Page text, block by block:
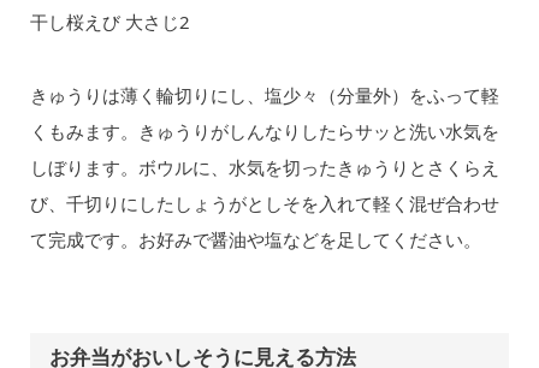
干し桜えび 大さじ2
きゅうりは薄く輪切りにし、塩少々（分量外）をふって軽
くもみます。きゅうりがしんなりしたらサッと洗い水気を
しぼります。ボウルに、水気を切ったきゅうりとさくらえ
び、千切りにしたしょうがとしそを入れて軽く混ぜ合わせ
て完成です。お好みで醤油や塩などを足してください。
お弁当がおいしそうに見える方法